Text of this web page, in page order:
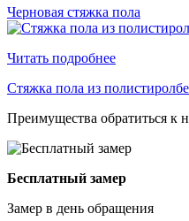
Черновая стяжка пола
Читать подробнее
Стяжка пола из
Преимущества обратиться к
Бесплатный замер
Замер в день обращения